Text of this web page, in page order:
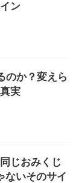
ン
のか？変えら
実
じおみくじ
ないそのサイ